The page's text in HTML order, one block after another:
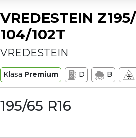
VREDESTEIN
104/102T
VREDESTEIN
Klasa Premium D B
195/65 R16